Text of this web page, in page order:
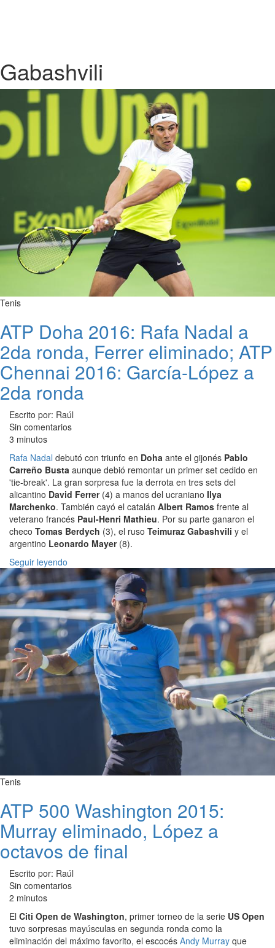
Gabashvili
Tenis
ATP Doha 2016: Rafa Nadal a
2da ronda, Ferrer eliminado; ATP
Chennai 2016: García-López a
2da ronda
Escrito por: Raúl
Sin comentarios
3 minutos
Rafa Nadal debutó con triunfo en Doha ante el gijonés Pablo
Carreño Busta aunque debió remontar un primer set cedido en
'tie-break'. La gran sorpresa fue la derrota en tres sets del
alicantino David Ferrer(4) a manos del ucraniano Ilya
Marchenko. También cayó el catalán Albert Ramos frente al
veterano francés Paul-Henri Mathieu. Por su parte ganaron el
checo Tomas Berdych (3), el ruso Teimuraz Gabashvili y el
argentino Leonardo Mayer(8).
Seguir leyendo
Tenis
ATP 500 Washington 2015:
Murray eliminado, López a
octavos de final
Escrito por: Raúl
Sin comentarios
2 minutos
El Citi Open de Washington, primer torneo de la serie US Open
tuvo sorpresas mayúsculas en segunda ronda como la
eliminación del máximo favorito, el escocés Andy Murray que